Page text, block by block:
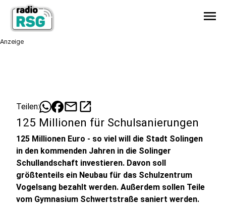
menu
Anzeige
Teilen: mailopen_in_new
125 Millionen für Schulsanierungen
125 Millionen Euro - so viel will die Stadt Solingen
in den kommenden Jahren in die Solinger
Schullandschaft investieren. Davon soll
größtenteils ein Neubau für das Schulzentrum
Vogelsang bezahlt werden. Außerdem sollen Teile
vom Gymnasium Schwertstraße saniert werden.